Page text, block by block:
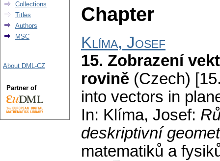
Chapter
Klíma, Josef
15. Zobrazení
rovině (Czech)
into vectors in
In: Klíma, Josef:
deskriptivní
matematiků a
Collections
Titles
Authors
MSC
About DML-CZ
Partner of